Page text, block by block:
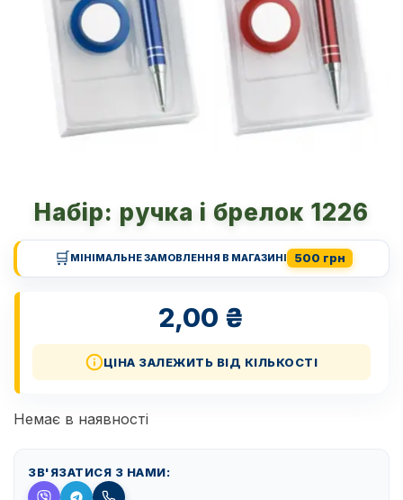
Набір: ручка і брелок 1226
🛒МІНІМАЛЬНЕ ЗАМОВЛЕННЯ В МАГАЗИНІ 500 грн
2,00 ₴
ЦІНА ЗАЛЕЖИТЬ ВІД КІЛЬКОСТІ
Немає в наявності
ЗВ'ЯЗАТИСЯ З НАМИ: